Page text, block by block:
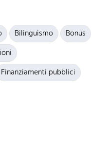
Bilinguismo
Bonus
Finanziamenti pubblici